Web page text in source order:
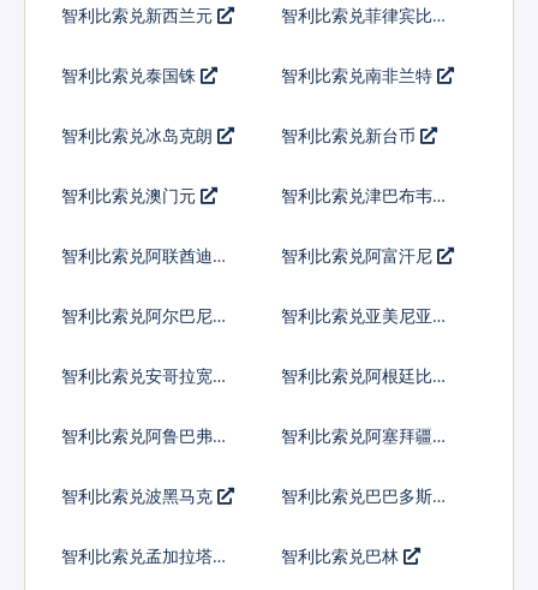
智利比索兑新西兰元 智利比索兑菲律宾比索
智利比索兑泰国铢 智利比索兑南非兰特
智利比索兑冰岛克朗 智利比索兑新台币
智利比索兑澳门元 智利比索兑津巴布韦币
智利比索兑阿联酋迪拉
智利比索兑阿富汗尼
智利比索兑阿尔巴尼亚
智利比索兑亚美尼亚德
智利比索兑安哥拉宽扎 智利比索兑阿根廷比索
智利比索兑阿鲁巴弗罗
智利比索兑阿塞拜疆马
智利比索兑波黑马克 智利比索兑巴巴多斯元
智利比索兑孟加拉塔卡 智利比索兑巴林